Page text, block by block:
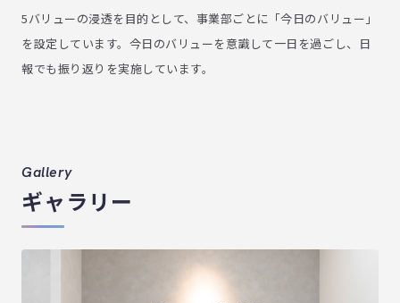
5バリューの浸透を目的として、事業部ごとに「今日のバリュー」
を設定しています。今日のバリューを意識して一日を過ごし、日
報でも振り返りを実施しています。
Gallery
ギャラリー